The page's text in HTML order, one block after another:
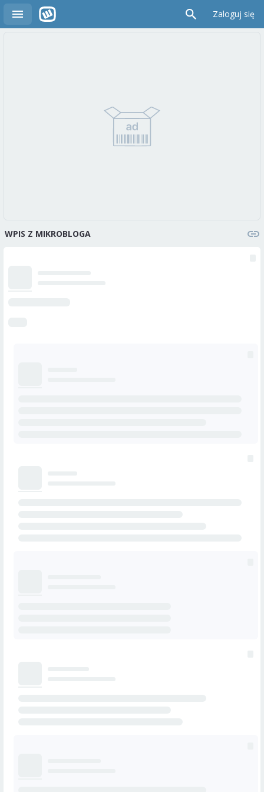
Zaloguj się
WPIS Z MIKROBLOGA